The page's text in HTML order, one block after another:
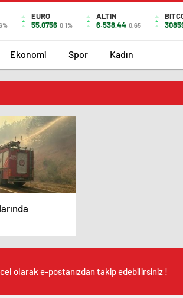
EURO
55,0756 0.1%
ALTIN
6.538,44 0,65
Ekonomi Spor Kadın
olarak e-postanızdan takip edebilirsiniz !